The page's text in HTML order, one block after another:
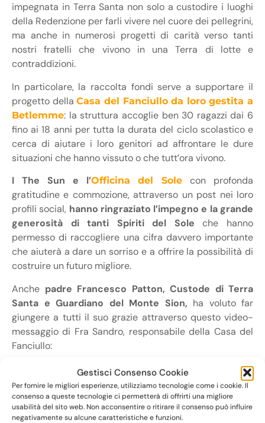
Gestisci Consenso Cookie
Per fornire le migliori esperienze, utilizziamo tecnologie come i cookie. Il
consenso a queste tecnologie ci permetterà di offrirti una migliore
usabilità del sito web. Non acconsentire o ritirare il consenso può influire
negativamente su alcune caratteristiche e funzioni.
impegnata in Terra Santa non solo a custodire i luoghi
della Redenzione per farli vivere nel cuore dei pellegrini,
ma anche in numerosi progetti di carità verso tanti
nostri fratelli che vivono in una Terra di lotte e
contraddizioni.
In particolare, la raccolta fondi serve a supportare il
progetto dellaCasa del Fanciullo da loro gestita a
Betlemme: la struttura accoglie ben 30 ragazzi dai 6
fino ai 18 anni per tutta la durata del ciclo scolastico e
cerca di aiutare i loro genitori ad affrontare le dure
situazioni che hanno vissuto o che tutt’ora vivono.
I The Sun e l’Officina del Sole con profonda
gratitudine e commozione, attraverso un post nei loro
profili social, hanno ringraziato l’impegno e la grande
generosità di tanti Spiriti del Sole che hanno
permesso di raccogliere una cifra davvero importante
che aiuterà a dare un sorriso e a offrire la possibilità di
costruire un futuro migliore.
Anche padre Francesco Patton, Custode di Terra
Santa e Guardiano del Monte Sion, ha voluto far
giungere a tutti il suo grazie attraverso questo video-
messaggio di Fra Sandro, responsabile della Casa del
Fanciullo: